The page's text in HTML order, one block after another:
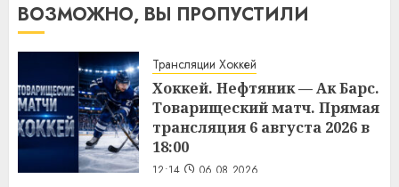
ВОЗМОЖНО, ВЫ ПРОПУСТИЛИ
Трансляции Хоккей
Хоккей. Нефтяник — Ак Барс.
Товарищеский матч. Прямая
трансляция 6 августа 2026 в
18:00
12:14 06.08.2026